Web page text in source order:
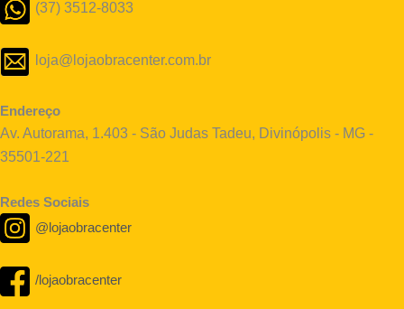
(37) 3512-8033
loja@lojaobracenter.com.br
Endereço
Av. Autorama, 1.403 - São Judas Tadeu, Divinópolis - MG -
35501-221
Redes Sociais
@lojaobracenter
/lojaobracenter